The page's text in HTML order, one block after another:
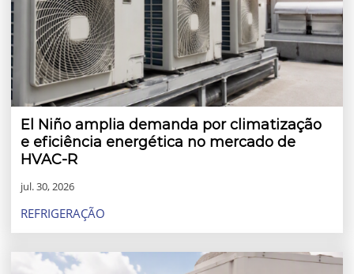
El Niño amplia demanda por climatização
e eficiência energética no mercado de
HVAC-R
jul. 30, 2026
REFRIGERAÇÃO